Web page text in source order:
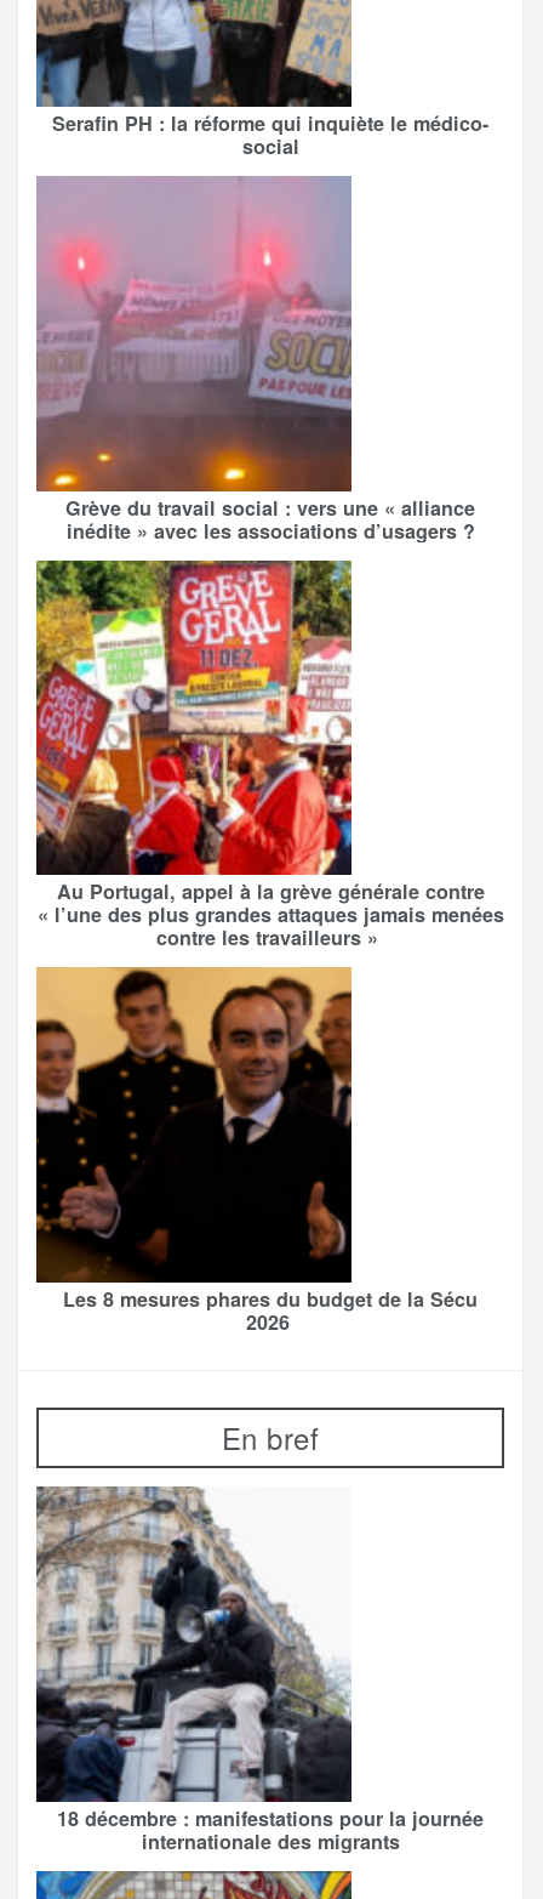
Serafin PH : la réforme qui inquiète le médico-
social
Grève du travail social : vers une « alliance
inédite » avec les associations d’usagers ?
Au Portugal, appel à la grève générale contre
« l’une des plus grandes attaques jamais menées
contre les travailleurs »
Les 8 mesures phares du budget de la Sécu
2026
En bref
18 décembre : manifestations pour la journée
internationale des migrants